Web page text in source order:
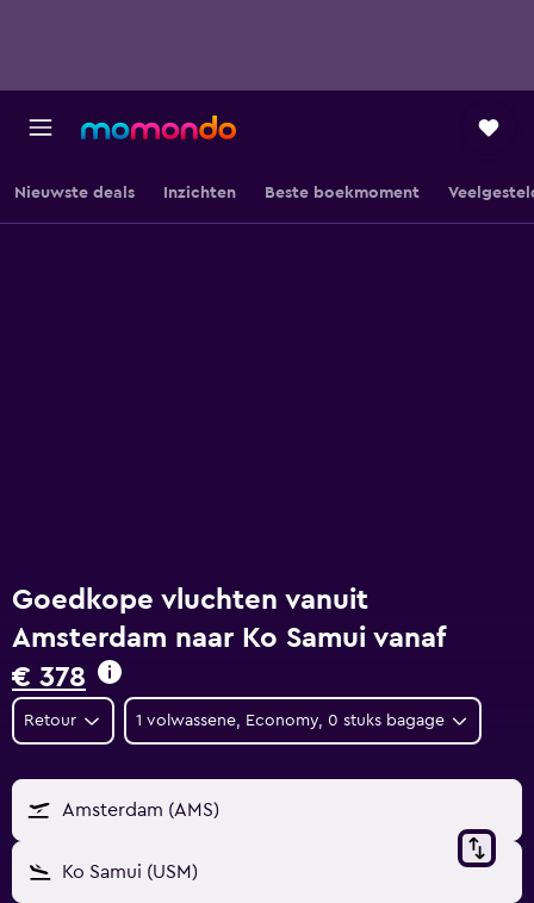
Nieuwste deals Inzichten Beste boekmoment
Goedkope vluchten vanuit
Amsterdam naar Ko Samui vanaf
€ 378
Retour 1 volwassene, Economy, 0 stuks bagage
Amsterdam (AMS)
Ko Samui (USM)